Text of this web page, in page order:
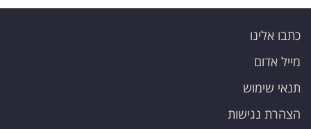
כתבו אלינו
מייל אדום
תנאי שימוש
הצהרת נגישות